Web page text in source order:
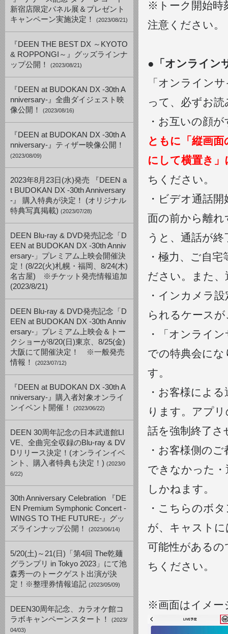
新宿店限定パネル展＆プレゼント
キャンペーン実施決定！
(2023/08/21)
『DEEN THE BEST DX ～KYOTO
& ROPPONGI～』グッズラインナ
ップ公開！
(2023/08/21)
『DEEN at BUDOKAN DX -30th A
nniversary-』全曲ダイジェスト映
像公開！
(2023/08/16)
『DEEN at BUDOKAN DX -30th A
nniversary-』ティザー映像公開！
(2023/08/09)
2023年8月23日(水)発売 『DEEN a
t BUDOKAN DX -30th Anniversary
-』 購入特典が決定！ (オリジナル
特典写真掲載) (2023/07/28)
DEEN Blu-ray & DVD発売記念「D
EEN at BUDOKAN DX -30th Anniv
ersary-」プレミアム上映会開催決
定！(8/22(火)札幌・福岡、8/24(木)
名古屋) ※チケット発売情報追加
(2023/8/21)
DEEN Blu-ray & DVD発売記念「D
EEN at BUDOKAN DX -30th Anniv
ersary-」プレミアム上映会＆トー
クショーが8/20(日)東京、8/25(金)
大阪にて開催決定！ ※一般発売
情報！
(2023/07/12)
『DEEN at BUDOKAN DX -30th A
nniversary-』購入者対象オンライ
ンイベント開催！
(2023/06/22)
DEEN 30周年記念の日本武道館LI
VE、全曲完全収録のBlu-ray & DV
Dリリース決定！(オンラインイベ
ント、購入者特典も決定！) (2023/0
6/22)
30th Anniversary Celebration 『DE
EN Premium Symphonic Concert -
WINGS TO THE FUTURE-』グッ
ズラインナップ公開！
(2023/06/14)
5/20(土)～21(日)「第4回 The乾麺
グランプリ in Tokyo 2023」にて池
森秀一のトークゲスト出演が決
定！※整理券情報追記 (2023/05/09)
DEEN30周年記念、カラオケ館コ
ラボキャンペーンスタート！
(2023/
04/03)
※トーク開始時
注意ください。
●「オンライン
「オンライン
って、必ずお
・お互いの顔
ともに「縦画
にして横置き
ちください。
・ビデオ通話
面の前から離
うと、通話が
・極力、ご自
ださい。また
・インカメラ
られるケース
・「オンライ
での特典会に
す。
・お客様によ
ります。アプ
話を強制終了
・お客様側の
できなかった
しかねます。
・こちらのボ
が、キャスト
可能性があるの
ちください。
※画面はイメー